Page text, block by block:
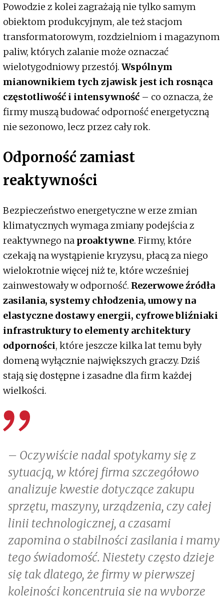
Powodzie z kolei zagrażają nie tylko samym
obiektom produkcyjnym, ale też stacjom
transformatorowym, rozdzielniom i magazynom
paliw, których zalanie może oznaczać
wielotygodniowy przestój. Wspólnym
mianownikiem tych zjawisk jest ich rosnąca
częstotliwość i intensywność – co oznacza, że
firmy muszą budować odporność energetyczną
nie sezonowo, lecz przez cały rok.
Odporność zamiast
reaktywności
Bezpieczeństwo energetyczne w erze zmian
klimatycznych wymaga zmiany podejścia z
reaktywnego na proaktywne. Firmy, które
czekają na wystąpienie kryzysu, płacą za niego
wielokrotnie więcej niż te, które wcześniej
zainwestowały w odporność. Rezerwowe źródła
zasilania, systemy chłodzenia, umowy na
elastyczne dostawy energii, cyfrowe bliźniaki
infrastruktury to elementy architektury
odporności, które jeszcze kilka lat temu były
domeną wyłącznie największych graczy. Dziś
stają się dostępne i zasadne dla firm każdej
wielkości.
– Oczywiście nadal spotykamy się z
sytuacją, w której firma szczegółowo
analizuje kwestie dotyczące zakupu
sprzętu, maszyny, urządzenia, czy całej
linii technologicznej, a czasami
zapomina o stabilności zasilania i mamy
tego świadomość. Niestety często dzieje
się tak dlatego, że firmy w pierwszej
kolejności koncentrują się na wyborze